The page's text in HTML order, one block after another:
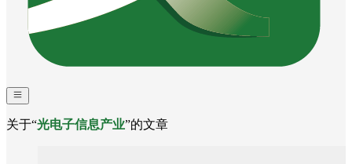
关于“光电子信息产业”的文章